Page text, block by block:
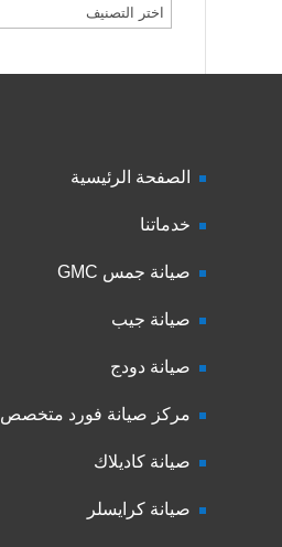
تصنيفات
الصفحة الرئيسية
خدماتنا
صيانة جمس GMC
صيانة جيب
صيانة دودج
مركز صيانة فورد متخصص
صيانة كاديلاك
صيانة كرايسلر